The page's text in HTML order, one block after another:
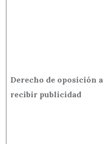
Derecho de oposición a
recibir publicidad